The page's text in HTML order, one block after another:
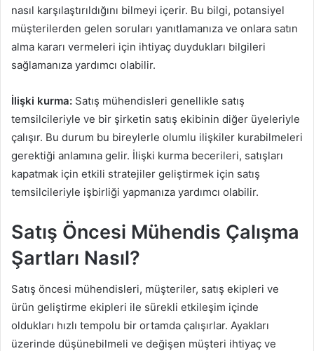
nasıl karşılaştırıldığını bilmeyi içerir. Bu bilgi, potansiyel
müşterilerden gelen soruları yanıtlamanıza ve onlara satın
alma kararı vermeleri için ihtiyaç duydukları bilgileri
sağlamanıza yardımcı olabilir.
İlişki kurma: Satış mühendisleri genellikle satış
temsilcileriyle ve bir şirketin satış ekibinin diğer üyeleriyle
çalışır. Bu durum bu bireylerle olumlu ilişkiler kurabilmeleri
gerektiği anlamına gelir. İlişki kurma becerileri, satışları
kapatmak için etkili stratejiler geliştirmek için satış
temsilcileriyle işbirliği yapmanıza yardımcı olabilir.
Satış Öncesi Mühendis Çalışma
Şartları Nasıl?
Satış öncesi mühendisleri, müşteriler, satış ekipleri ve
ürün geliştirme ekipleri ile sürekli etkileşim içinde
oldukları hızlı tempolu bir ortamda çalışırlar. Ayakları
üzerinde düşünebilmeli ve değişen müşteri ihtiyaç ve